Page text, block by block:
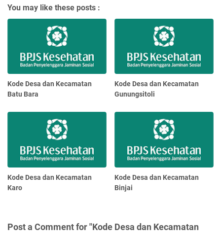
You may like these posts :
Kode Desa dan Kecamatan
Batu Bara
Kode Desa dan Kecamatan
Gunungsitoli
Kode Desa dan Kecamatan
Karo
Kode Desa dan Kecamatan
Binjai
Post a Comment for "Kode Desa dan Kecamatan